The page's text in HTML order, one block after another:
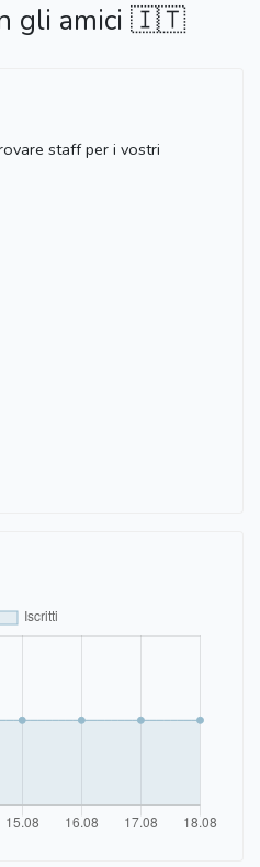
gli amici 🇮🇹
staff per i vostri